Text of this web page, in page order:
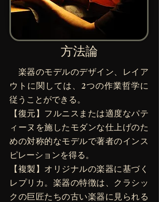
方法論
楽器のモデルのデザイン、レイア
ウトに関しては、2つの作業哲学に
従うことができる。
【復元】フルニスまたは適度なパテ
ィーヌを施したモダンな仕上げのた
めの対称的なモデルで著者のインス
ピレーションを得る。
【複製】オリジナルの楽器に基づく
レプリカ。楽器の特徴は、クラシッ
クの巨匠たちの古い楽器に見られる